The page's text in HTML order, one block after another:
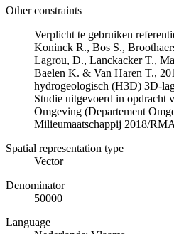
Other constraints
Verplicht te gebruiken
Koninck R., Bos S.,
Lagrou, D., Lanckacker T.,
Baelen K. & Van Haren T.,
hydrogeologisch (H3D) 3D-
Studie uitgevoerd in opdracht
Omgeving (Departement
Milieumaatschappij 2018/
Spatial representation type
Vector
Denominator
50000
Language